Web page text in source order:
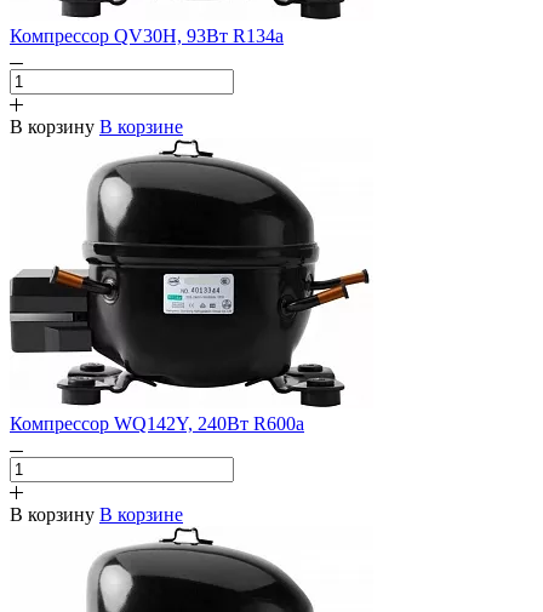
Компрессор QV30H, 93Вт R134a
В корзину В корзине
Компрессор WQ142Y, 240Вт R600a
В корзину В корзине